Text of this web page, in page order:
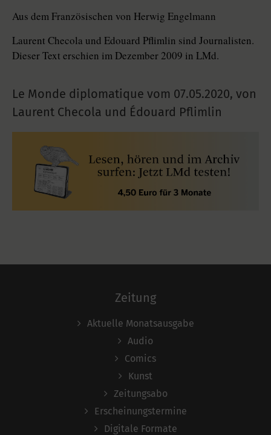
Aus dem Französischen von Herwig Engelmann
Laurent Checola und Edouard Pflimlin sind Journalisten.
Dieser Text erschien im Dezember 2009 in LMd.
Le Monde diplomatique vom 07.05.2020, von
Laurent Checola und Édouard Pflimlin
Zeitung
Aktuelle Monatsausgabe
Audio
Comics
Kunst
Zeitungsabo
Erscheinungstermine
Digitale Formate